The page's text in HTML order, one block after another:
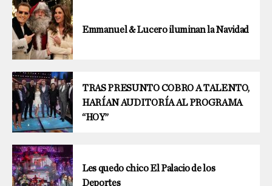
Emmanuel & Lucero iluminan la Navidad
TRAS PRESUNTO COBRO A TALENTO,
HARÍAN AUDITORÍA AL PROGRAMA
“HOY”
Les quedo chico El Palacio de los
Deportes